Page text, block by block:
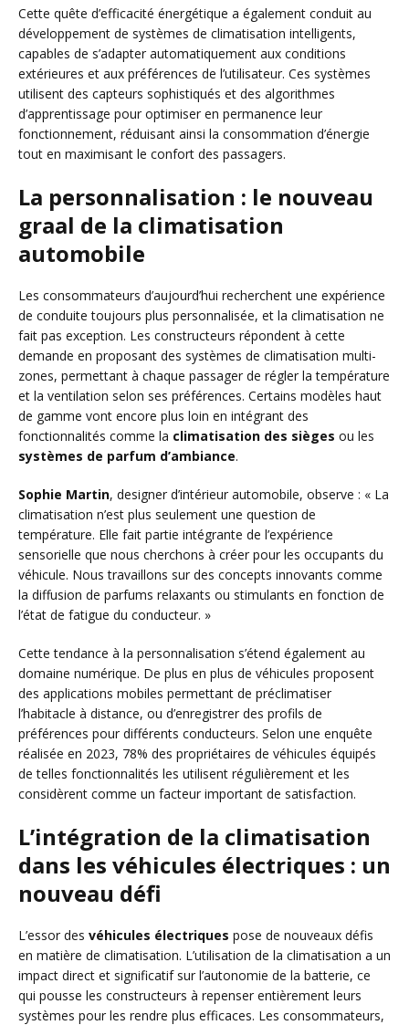
Cette quête d’efficacité énergétique a également conduit au
développement de systèmes de climatisation intelligents,
capables de s’adapter automatiquement aux conditions
extérieures et aux préférences de l’utilisateur. Ces systèmes
utilisent des capteurs sophistiqués et des algorithmes
d’apprentissage pour optimiser en permanence leur
fonctionnement, réduisant ainsi la consommation d’énergie
tout en maximisant le confort des passagers.
La personnalisation : le nouveau
graal de la climatisation
automobile
Les consommateurs d’aujourd’hui recherchent une expérience
de conduite toujours plus personnalisée, et la climatisation ne
fait pas exception. Les constructeurs répondent à cette
demande en proposant des systèmes de climatisation multi-
zones, permettant à chaque passager de régler la température
et la ventilation selon ses préférences. Certains modèles haut
de gamme vont encore plus loin en intégrant des
fonctionnalités comme la climatisation des sièges ou les
systèmes de parfum d’ambiance.
Sophie Martin, designer d’intérieur automobile, observe : « La
climatisation n’est plus seulement une question de
température. Elle fait partie intégrante de l’expérience
sensorielle que nous cherchons à créer pour les occupants du
véhicule. Nous travaillons sur des concepts innovants comme
la diffusion de parfums relaxants ou stimulants en fonction de
l’état de fatigue du conducteur. »
Cette tendance à la personnalisation s’étend également au
domaine numérique. De plus en plus de véhicules proposent
des applications mobiles permettant de préclimatiser
l’habitacle à distance, ou d’enregistrer des profils de
préférences pour différents conducteurs. Selon une enquête
réalisée en 2023, 78% des propriétaires de véhicules équipés
de telles fonctionnalités les utilisent régulièrement et les
considèrent comme un facteur important de satisfaction.
L’intégration de la climatisation
dans les véhicules électriques : un
nouveau défi
L’essor des véhicules électriques pose de nouveaux défis
en matière de climatisation. L’utilisation de la climatisation a un
impact direct et significatif sur l’autonomie de la batterie, ce
qui pousse les constructeurs à repenser entièrement leurs
systèmes pour les rendre plus efficaces. Les consommateurs,